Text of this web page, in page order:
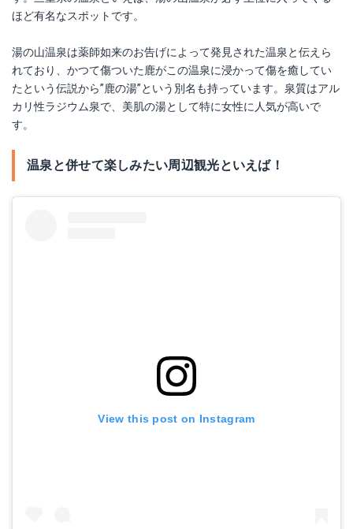
ほど有名なスポットです。
湯の山温泉は薬師如来のお告げによって発見された温泉と伝えら
れており、かつて傷ついた鹿がこの温泉に浸かって傷を癒してい
たという伝説から”鹿の湯”という別名も持っています。泉質はアル
カリ性ラジウム泉で、美肌の湯として特に女性に人気が高いで
す。
温泉と併せて楽しみたい周辺観光といえば！
View this post on Instagram